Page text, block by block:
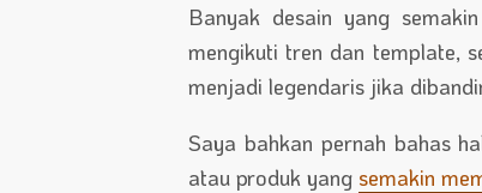
Banyak desain yang
mengikuti tren dan template,
menjadi legendaris jika
Saya bahkan pernah bahas
atau produk yang semakin